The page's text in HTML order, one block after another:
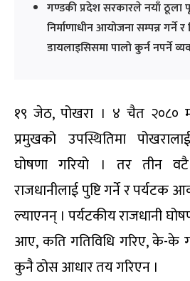
गण्डकी प्रदेश सरकारले नयाँ ठूला
निर्माणाधीन आयोजना सम्पन्न गर्ने
डायलाइसिसमा पालो कुर्न नपर्ने
१९ जेठ, पोखरा । ४ चैत २०८०
प्रमुखको उपस्थितिमा
घोषणा गरियो । तर तीन
राजधानीलाई पुष्टि गर्ने र पर्यटक
ल्याएनन् । पर्यटकीय राजधानी
आए, कति गतिविधि गरिए, के-के
कुनै ठोस आधार तय गरिएन ।